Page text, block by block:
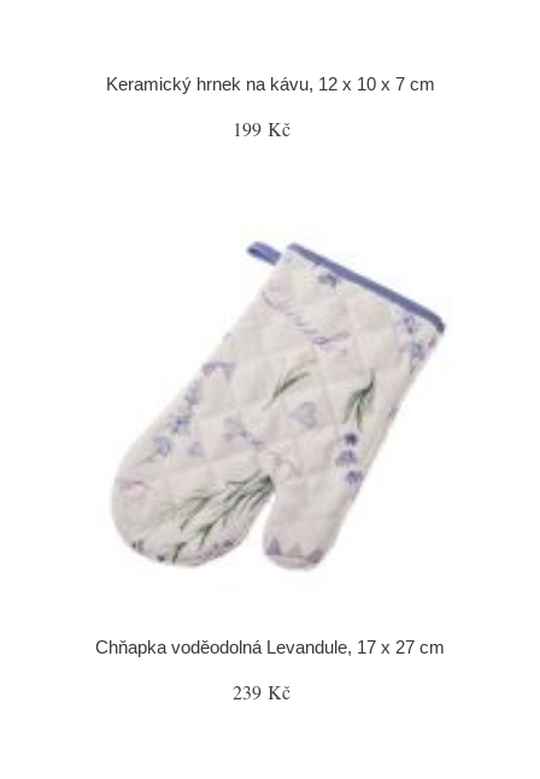
Keramický hrnek na kávu, 12 x 10 x 7 cm
199 Kč
Chňapka voděodolná Levandule, 17 x 27 cm
239 Kč